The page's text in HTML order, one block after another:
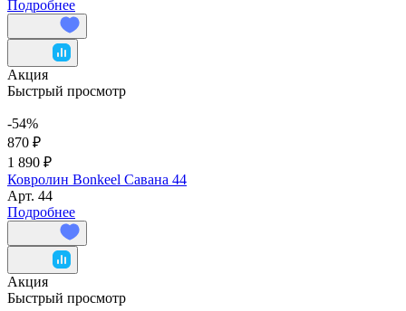
Подробнее
Акция
Быстрый просмотр
-54%
870 ₽
1 890 ₽
Ковролин Bonkeel Савана 44
Арт. 44
Подробнее
Акция
Быстрый просмотр